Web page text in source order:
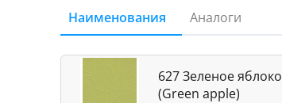
Наименования Аналоги
627 Зеленое яблоко
(Green apple)